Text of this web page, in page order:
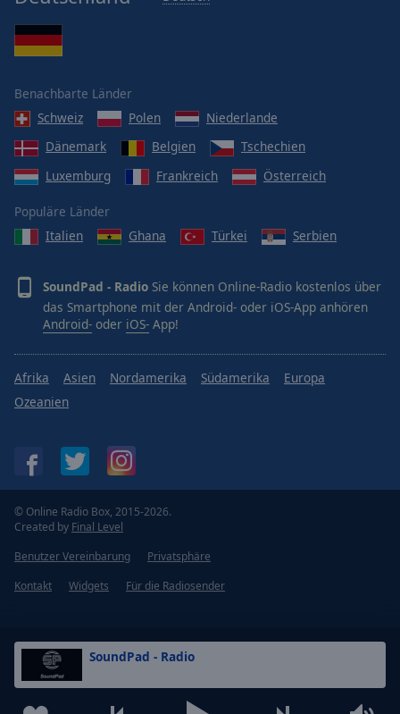
SoundPad - Radio
Benachbarte Länder
Schweiz
Polen
Niederlande
Dänemark
Belgien
Tschechien
Luxemburg
Frankreich Österreich
Populäre Länder
Italien
Ghana Türkei Serbien
SoundPad - Radio Sie können Online-Radio kostenlos über
das Smartphone mit der Android- oder iOS-App anhören
Android- oder iOS- App!
Afrika Asien Nordamerika Südamerika
Europa
Ozeanien
© Online Radio Box, 2015-2026.
Created by Final Level
Benutzer Vereinbarung
Privatsphäre
Kontakt
Widgets Für die Radiosender